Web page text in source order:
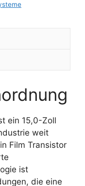
ein 15,0-Zoll
weit
Film Transistor
ist
die eine